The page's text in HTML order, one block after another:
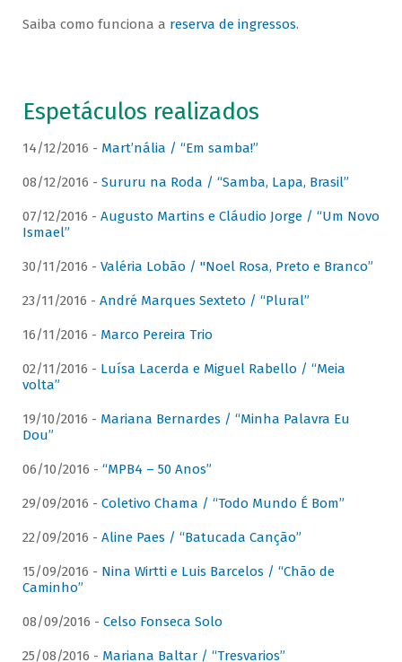
Saiba como funciona a reserva de ingressos.
Espetáculos realizados
14/12/2016 - Mart’nália / “Em samba!”
08/12/2016 - Sururu na Roda / “Samba, Lapa, Brasil”
07/12/2016 - Augusto Martins e Cláudio Jorge / “Um Novo
Ismael”
30/11/2016 - Valéria Lobão / "Noel Rosa, Preto e Branco”
23/11/2016 - André Marques Sexteto / “Plural”
16/11/2016 - Marco Pereira Trio
02/11/2016 - Luísa Lacerda e Miguel Rabello / “Meia
volta”
19/10/2016 - Mariana Bernardes / “Minha Palavra Eu
Dou”
06/10/2016 - “MPB4 – 50 Anos”
29/09/2016 - Coletivo Chama / “Todo Mundo É Bom”
22/09/2016 - Aline Paes / “Batucada Canção”
15/09/2016 - Nina Wirtti e Luis Barcelos / “Chão de
Caminho”
08/09/2016 - Celso Fonseca Solo
25/08/2016 - Mariana Baltar / “Tresvarios”